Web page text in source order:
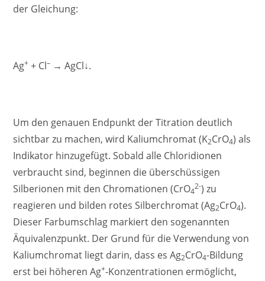
der Gleichung:
Ag+ + Cl– → AgCl↓.
Um den genauen Endpunkt der Titration deutlich
sichtbar zu machen, wird Kaliumchromat (K2CrO4) als
Indikator hinzugefügt. Sobald alle Chloridionen
verbraucht sind, beginnen die überschüssigen
Silberionen mit den Chromationen (CrO4
2-) zu
reagieren und bilden rotes Silberchromat (Ag2CrO4).
Dieser Farbumschlag markiert den sogenannten
Äquivalenzpunkt. Der Grund für die Verwendung von
Kaliumchromat liegt darin, dass es Ag2CrO4-Bildung
erst bei höheren Ag+-Konzentrationen ermöglicht,